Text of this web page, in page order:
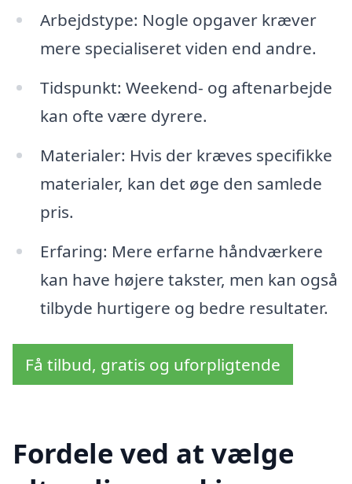
Arbejdstype: Nogle opgaver kræver
mere specialiseret viden end andre.
Tidspunkt: Weekend- og aftenarbejde
kan ofte være dyrere.
Materialer: Hvis der kræves specifikke
materialer, kan det øge den samlede
pris.
Erfaring: Mere erfarne håndværkere
kan have højere takster, men kan også
tilbyde hurtigere og bedre resultater.
Få tilbud, gratis og uforpligtende
Fordele ved at vælge